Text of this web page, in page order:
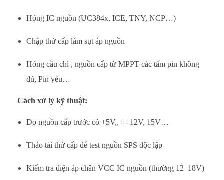
Hỏng IC nguồn (UC384x, ICE, TNY, NCP…)
Chập thứ cấp làm sụt áp nguồn
Hỏng cầu chì , nguồn cấp từ MPPT các tấm pin không
đủ, Pin yếu…
Cách xử lý kỹ thuật:
Đo nguồn cấp trước có +5V,, +- 12V, 15V…
Tháo tải thứ cấp để test nguồn SPS độc lập
Kiểm tra điện áp chân VCC IC nguồn (thường 12–18V)